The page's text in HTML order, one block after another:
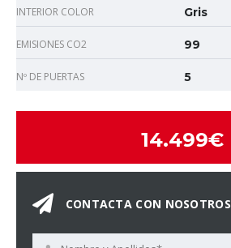
INTERIOR COLOR Gris
EMISIONES CO2 99
Nº DE PUERTAS 5
14.499€
CONTACTA CON NOSOTROS